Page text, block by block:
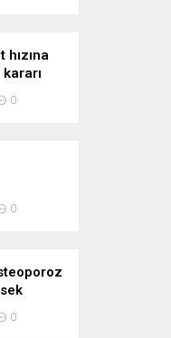
hızına
kararı
0
0
0